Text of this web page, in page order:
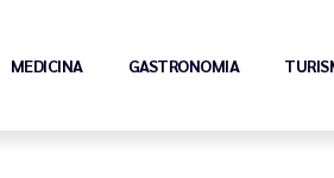
MEDICINA GASTRONOMIA